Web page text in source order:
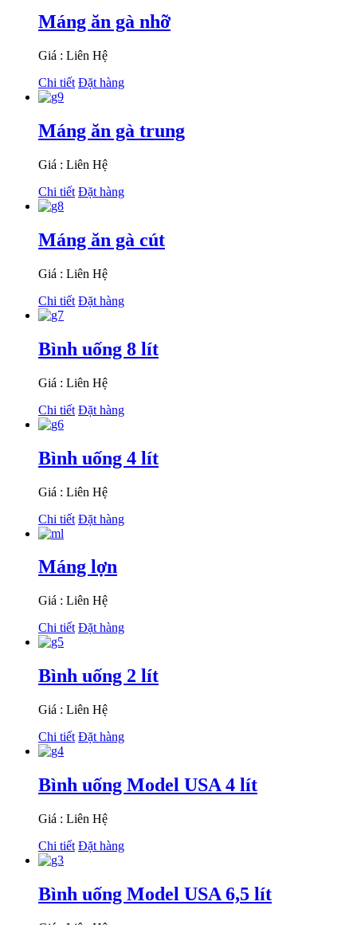
Máng ăn gà nhỡ
Giá : Liên Hệ
Chi tiết Đặt hàng
Máng ăn gà trung
Giá : Liên Hệ
Chi tiết Đặt hàng
Máng ăn gà cút
Giá : Liên Hệ
Chi tiết Đặt hàng
Bình uống 8 lít
Giá : Liên Hệ
Chi tiết Đặt hàng
Bình uống 4 lít
Giá : Liên Hệ
Chi tiết Đặt hàng
Máng lợn
Giá : Liên Hệ
Chi tiết Đặt hàng
Bình uống 2 lít
Giá : Liên Hệ
Chi tiết Đặt hàng
Bình uống Model USA 4 lít
Giá : Liên Hệ
Chi tiết Đặt hàng
Bình uống Model USA 6,5 lít